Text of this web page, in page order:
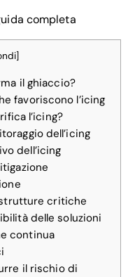
completa
]
il ghiaccio?
favoriscono l’icing
l’icing?
dell’icing
dell’icing
critiche
delle soluzioni
continua
il rischio di